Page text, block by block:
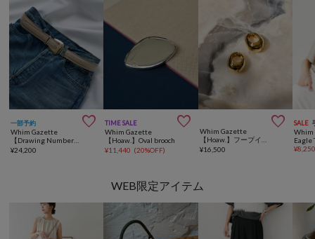
一部予約 
Whim Gazette
¥24,200
TIME SALE 
Whim Gazette
【Hoaw.】Oval brooch
¥11,440 (20%OFF)

Whim Gazette
¥16,500
SALE
Whim
Eagle
¥
WEB限定アイテム